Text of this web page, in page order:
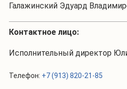
Галажинский Эдуард
Контактное лицо:
Исполнительный директор
Телефон: +7 (913) 820-21-85